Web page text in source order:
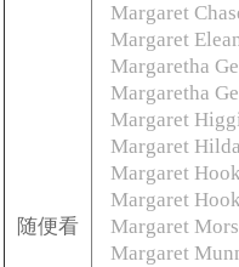
随便看
Margaret
Margaret
Margaretha
Margaretha
Margaret
Margaret
Margaret
Margaret
Margaret
Margaret